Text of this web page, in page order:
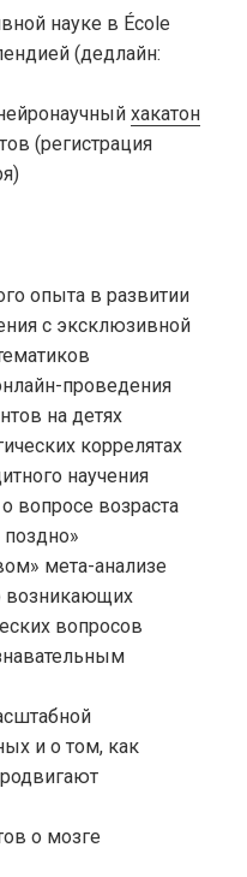
науке в École
(дедлайн:
хакатон
(регистрация
опыта в развитии
с эксклюзивной
проведения
на детях
коррелятах
научения
вопросе возраста
мета-анализе
возникающих
вопросов
и о том, как
о мозге